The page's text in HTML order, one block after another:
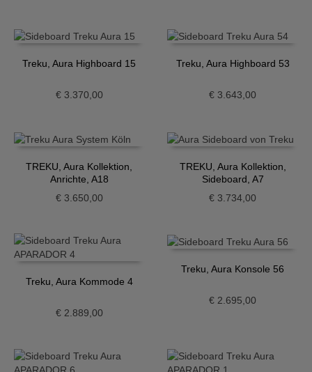
Treku, Aura Highboard 15
€3.370,00
Treku, Aura Highboard 53
€ 3.643,00
TREKU, Aura Kollektion,
Anrichte, A18
€3.650,00
TREKU, Aura Kollektion,
Sideboard, A7
€ 3.734,00
Treku, Aura Kommode 4
€2.889,00
Treku, Aura Konsole 56
€ 2.695,00